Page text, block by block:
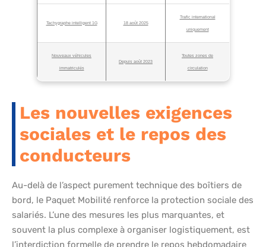
Tachygraphe intelligent 1G 18 août 2025
Trafic international
uniquement
Nouveaux véhicules
immatriculés
Depuis août 2023
Toutes zones de
circulation
Les nouvelles exigences
sociales et le repos des
conducteurs
Au-delà de l’aspect purement technique des boîtiers de
bord, le Paquet Mobilité renforce la protection sociale des
salariés. L’une des mesures les plus marquantes, et
souvent la plus complexe à organiser logistiquement, est
l’interdiction formelle de prendre le repos hebdomadaire